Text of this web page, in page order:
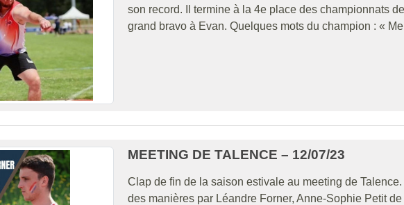
son record. Il termine à la 4e place des championnats
grand bravo à Evan. Quelques mots du champion : «
MEETING DE TALENCE – 12/07/23
Clap de fin de la saison estivale au meeting de
des manières par Léandre Forner, Anne-Sophie Petit